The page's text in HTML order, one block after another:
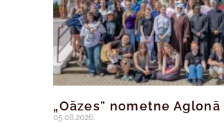
„Oāzes” nometne Aglonā
05.08.2026.